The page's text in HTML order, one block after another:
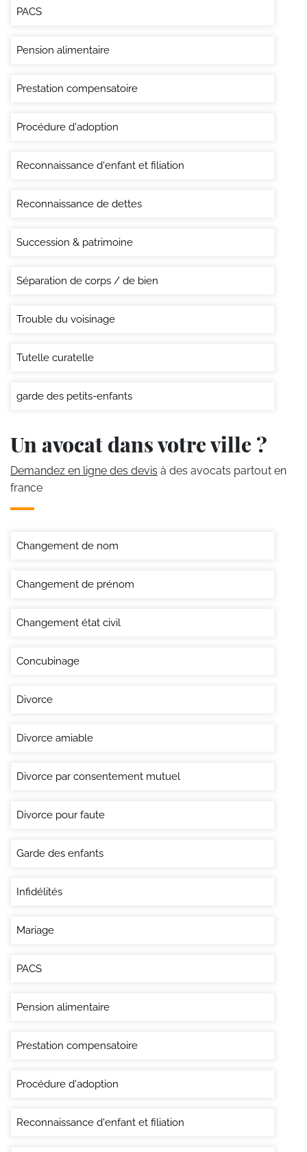
PACS
Pension alimentaire
Prestation compensatoire
Procédure d'adoption
Reconnaissance d'enfant et filiation
Reconnaissance de dettes
Succession & patrimoine
Séparation de corps / de bien
Trouble du voisinage
Tutelle curatelle
garde des petits-enfants
Un avocat dans votre ville ?
Demandez en ligne des devis à des avocats partout en
france
Changement de nom
Changement de prénom
Changement état civil
Concubinage
Divorce
Divorce amiable
Divorce par consentement mutuel
Divorce pour faute
Garde des enfants
Infidélités
Mariage
PACS
Pension alimentaire
Prestation compensatoire
Procédure d'adoption
Reconnaissance d'enfant et filiation